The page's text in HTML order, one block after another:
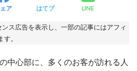
ア はてブ LINE
ス広告を表示し、一部の記事にはアフィ
。
中心部に、多くのお客が訪れる人